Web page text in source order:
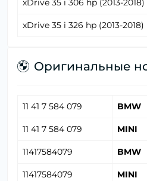
xDrive 35 i 306 hp (2013-2018)
xDrive 35 i 326 hp (2013-2018)
Оригинальные
11 41 7 584 079 BMW
11 41 7 584 079 MINI
11417584079 BMW
11417584079 MINI